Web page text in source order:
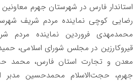
استاندار فارس در شهرستان جهرم
رضایی کوچی نماینده مردم شریف
محمدمهدی فروردین نماینده مردم
قیروکارزین در مجلس شورای اسلامی،
معدن و تجارت استان فارس، محمد
جهرم، حجت‌الاسلام محمدحسین مدبر